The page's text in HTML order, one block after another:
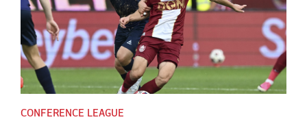
CONFERENCE LEAGUE